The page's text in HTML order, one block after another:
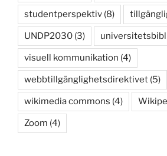
studentperspektiv (8)
UNDP2030 (3)
visuell kommunikation (4)
webbtillgänglighetsdirektivet (5)
wikimedia commons (4)
Zoom (4)